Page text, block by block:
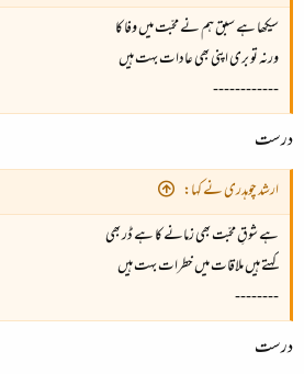
سیکھا ہے سبق ہم نے محبّت میں وفا کا
ورنہ تو بری اپنی بھی عادات بہت ہیں
------------
درست
ارشد چوہدری نے کہا:
ہے شوقِ محبّت بھی زمانے کا ہے ڈر بھی
کہتے ہیں ملاقات میں خطرات بہت ہیں
--------
درست